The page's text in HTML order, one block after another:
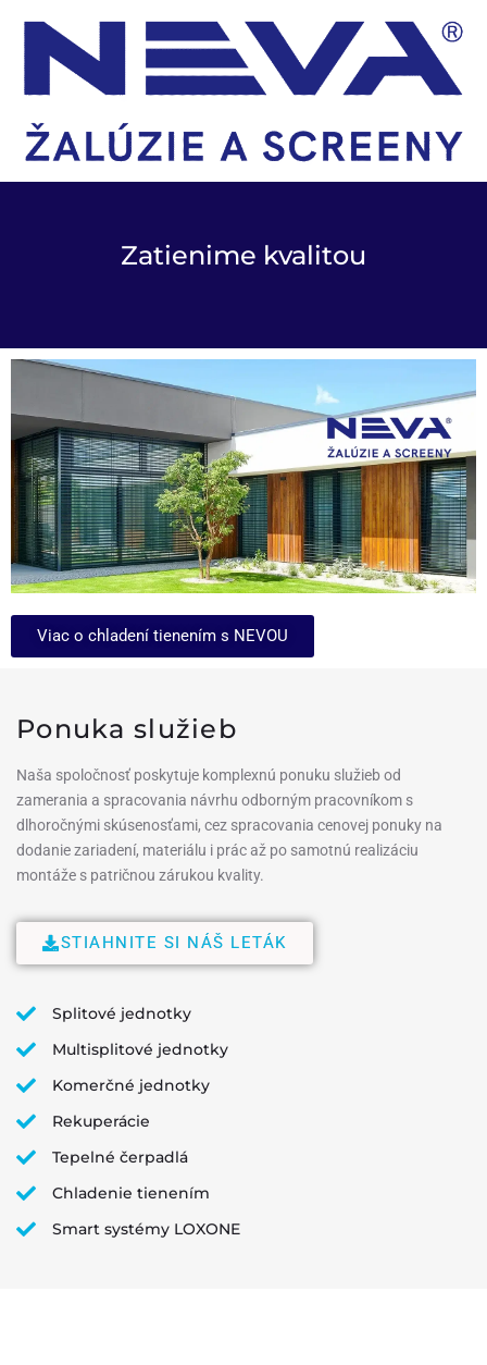
Zatienime kvalitou
Viac o chladení tienením s NEVOU
Ponuka služieb
Naša spoločnosť poskytuje komplexnú ponuku služieb od
zamerania a spracovania návrhu odborným pracovníkom s
dlhoročnými skúsenosťami, cez spracovania cenovej ponuky na
dodanie zariadení, materiálu i prác až po samotnú realizáciu
montáže s patričnou zárukou kvality.
STIAHNITE SI NÁŠ LETÁK
Splitové jednotky
Multisplitové jednotky
Komerčné jednotky
Rekuperácie
Tepelné čerpadlá
Chladenie tienením
Smart systémy LOXONE